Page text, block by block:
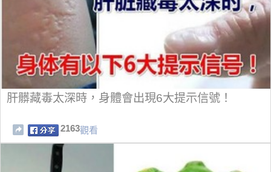
肝髒藏毒太深時，身體會出現6大提示信號！
2163觀看